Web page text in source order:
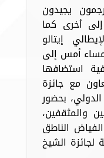
يجيدون
أخرى كما
إيتالو
مساء أمس إلى
استضافها
مع جائزة
بحضور
والمثقفين،
الناطق
لجائزة الشيخ